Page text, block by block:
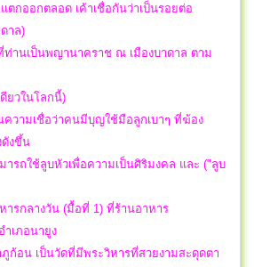
ตกออกตลอด เค้าเชื่อกันว่าเป็นรอยต่อ
าล)
านเป็นพญานาคราช ณ เมืองบาดาล ตาม
ยวในโลกนี้)
วามเชื่อว่าคนมีบุญใช้มือลูกเบาๆ ที่ฆ้อง
ดังขึ้น
รถใช้ลูบหัวเพื่อความเป็นศิริมงคล และ ("ลูบ
ารกลางวัน (มื้อที่ 1) ที่ร้านอาหาร
ำเภอนายูง
ก้อน เป็นวัดที่มีพระวิหารที่สวยงามสะดุดตา